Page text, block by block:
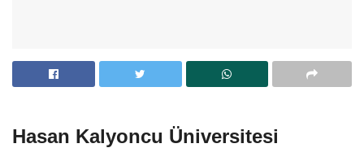
Hasan Kalyoncu Üniversitesi